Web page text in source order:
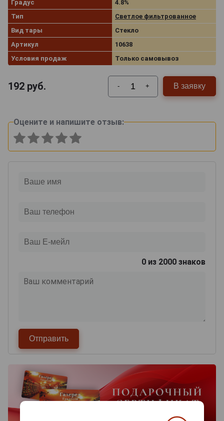
Градус
4.8%
Тип
Светлое фильтрованное
Вид тары
Стекло
Артикул
10638
Условия продаж
Только самовывоз
192 руб. - + В заявку
Оцените и напишите отзыв:
0 из 2000 знаков